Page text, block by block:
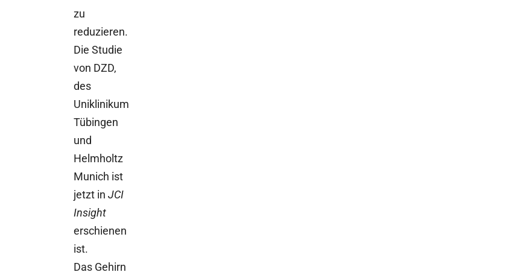
zu
reduzieren.
Die Studie
von DZD,
des
Uniklinikum
Tübingen
und
Helmholtz
Munich ist
jetzt in JCI
Insight
erschienen
ist.
Das Gehirn